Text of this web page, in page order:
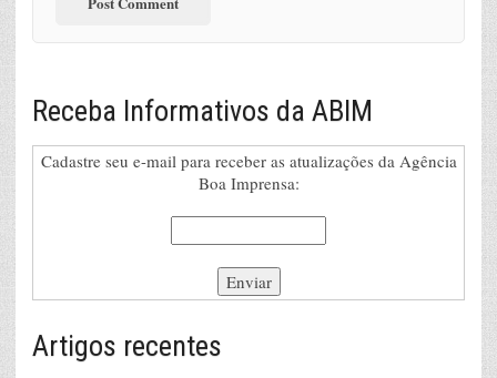
Receba Informativos da ABIM
Cadastre seu e-mail para receber as atualizações da Agência
Boa Imprensa:
Artigos recentes